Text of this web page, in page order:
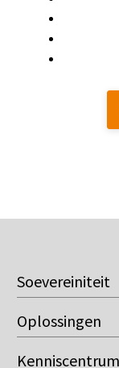
Soevereiniteit
European Company
Oplossingen
Kenniscentrum